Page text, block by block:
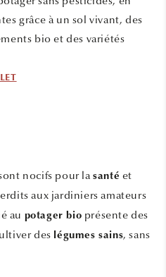
grâce à un sol vivant, des
bio et des variétés
nocifs pour lasanté et
aux jardiniers amateurs
au potager bio présente des
des légumes sains, sans